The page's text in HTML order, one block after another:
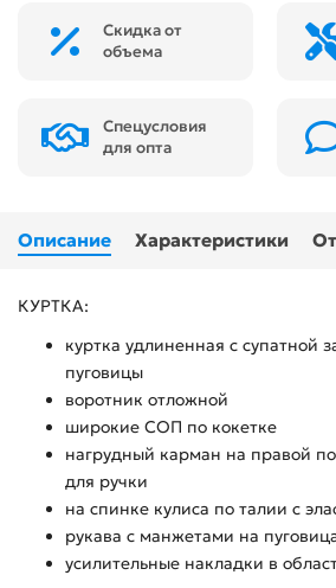
Скидка от
объема
Спецусловия
для опта
Описание Характеристики
КУРТКА:
куртка удлиненная с супатной
пуговицы
воротник отложной
широкие СОП по кокетке
нагрудный карман на правой
для ручки
на спинке кулиса по талии с
рукава с манжетами на
усилительные накладки в